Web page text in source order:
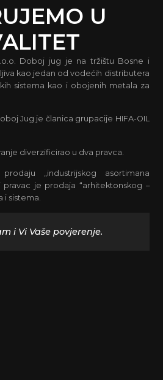
U
Doboj jug je na tržištu Bosne i
kao jedan od vodećih distributera
sistema kao i obojenih metala za
Jug je članica grupacije HIFA-OIL
diverzificirao u dva pravca.
„industrijskog asortimana
je prodaja “arhitektonskog –
sistema.
i Vi Vaše povjerenje.